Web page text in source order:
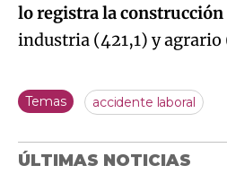
lo registra la
industria (421,1) y agrario
Temas accidente laboral
ÚLTIMAS NOTICIAS